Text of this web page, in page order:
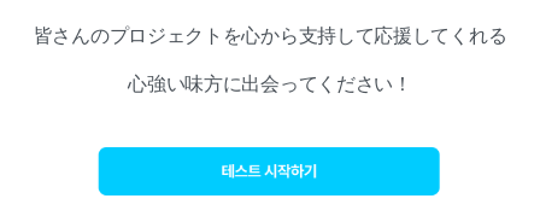
皆さんのプロジェクトを心から支持して応援してくれる
心強い味方に出会ってください！